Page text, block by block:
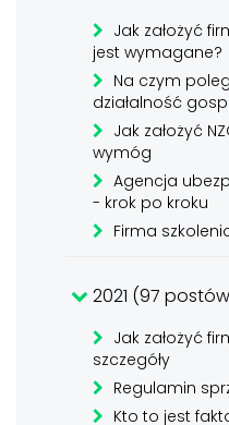
Jak założyć
jest wymagane?
Na czym
działalność
Jak założyć
wymóg
Agencja
- krok po kroku
Firma
2021 (97
Jak założyć
szczegóły
Regulamin
Kto to jest